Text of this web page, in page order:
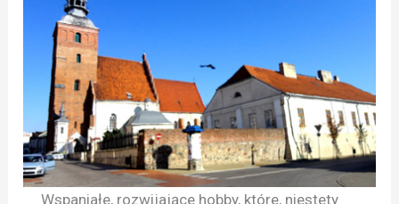
Wspaniałe, rozwijające hobby, które, niestety